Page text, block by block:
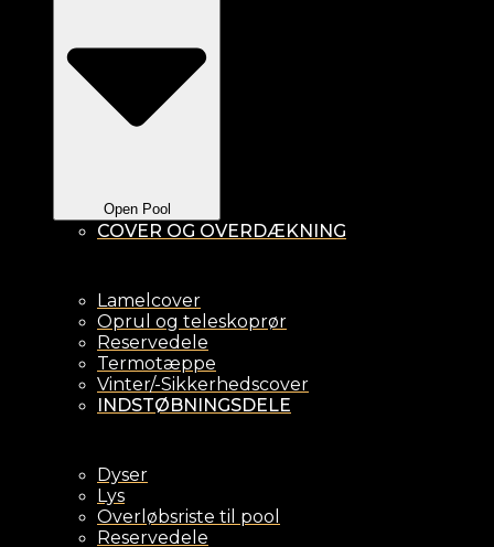
Open Pool
COVER OG OVERDÆKNING
Lamelcover
Oprul og teleskoprør
Reservedele
Termotæppe
Vinter/-Sikkerhedscover
INDSTØBNINGSDELE
Dyser
Lys
Overløbsriste til pool
Reservedele